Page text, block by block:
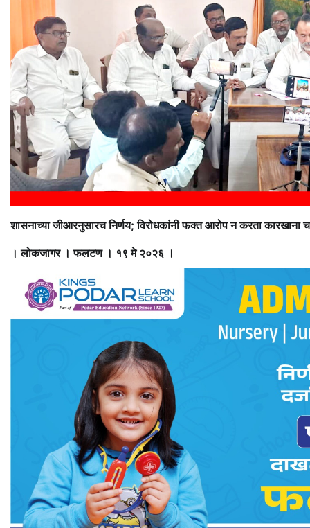
शासनाच्या जीआरनुसारच निर्णय; विरोधकांनी फक्त आरोप न करता कारखाना
। लोकजागर । फलटण । १९ मे २०२६ ।